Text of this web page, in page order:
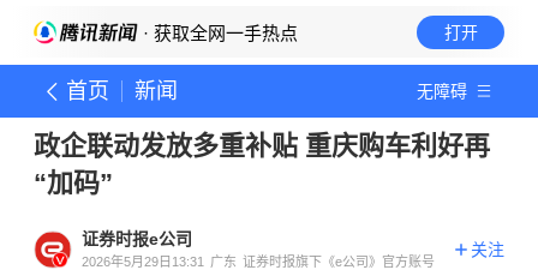
· 获取全网一手热点 打开
首页 新闻 无障碍
政企联动发放多重补贴 重庆购车利好再
“加码”
证券时报e公司
2026年5月29日13:31 广东 证券时报旗下《e公司》官方账号
关注